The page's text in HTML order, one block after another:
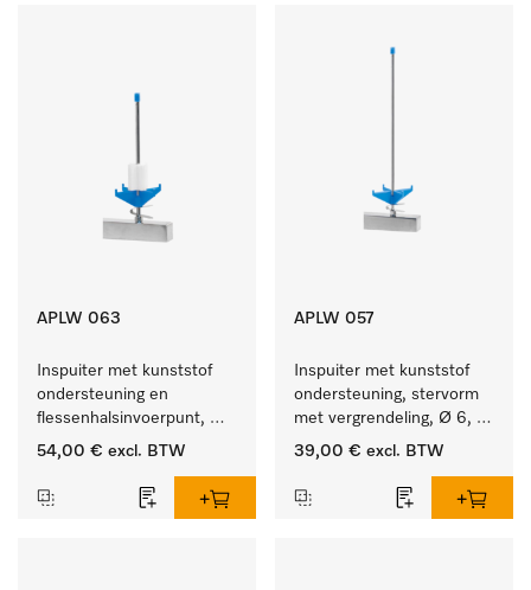
APLW 063
Inspuiter met kunststof
ondersteuning en
flessenhalsinvoerpunt,
ster, Ø 6, lengte 175 mm.
54,00 € excl. BTW
APLW 057
Inspuiter met kunststof
ondersteuning, stervorm
met vergrendeling, Ø 6,
lengte 275 mm.
39,00 € excl. BTW